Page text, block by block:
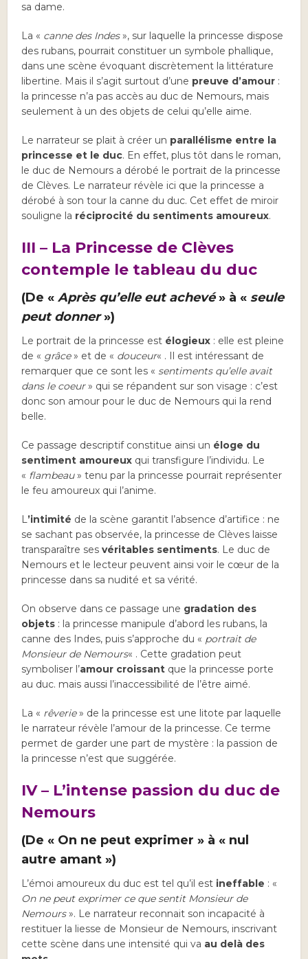
sa dame.
La « canne des Indes», sur laquelle la princesse dispose
des rubans, pourrait constituer un symbole phallique,
dans une scène évoquant discrètement la littérature
libertine. Mais il s’agit surtout d’une preuve d’amour :
la princesse n’a pas accès au duc de Nemours, mais
seulement à un des objets de celui qu’elle aime.
Le narrateur se plait à créer un parallélisme entre la
princesse et le duc. En effet, plus tôt dans le roman,
le duc de Nemours a dérobé le portrait de la princesse
de Clèves. Le narrateur révèle ici que la princesse a
dérobé à son tour la canne du duc. Cet effet de miroir
souligne la réciprocité du sentiments amoureux.
III – La Princesse de Clèves
contemple le tableau du duc
(De «Après qu’elle eut achevé» à « seule
peut donner»)
Le portrait de la princesse est élogieux : elle est pleine
de « grâce» et de « douceur« . Il est intéressant de
remarquer que ce sont les « sentiments qu’elle avait
dans le coeur» qui se répandent sur son visage : c’est
donc son amour pour le duc de Nemours qui la rend
belle.
Ce passage descriptif constitue ainsi un éloge du
sentiment amoureux qui transfigure l’individu. Le
« flambeau» tenu par la princesse pourrait représenter
le feu amoureux qui l’anime.
L’intimité de la scène garantit l’absence d’artifice : ne
se sachant pas observée, la princesse de Clèves laisse
transparaître sesvéritables sentiments. Le duc de
Nemours et le lecteur peuvent ainsi voir le cœur de la
princesse dans sa nudité et sa vérité.
On observe dans ce passage une gradation des
objets : la princesse manipule d’abord les rubans, la
canne des Indes, puis s’approche du « portrait de
Monsieur de Nemours« . Cette gradation peut
symboliser l’amour croissant que la princesse porte
au duc. mais aussi l’inaccessibilité de l’être aimé.
La « rêverie» de la princesse est une litote par laquelle
le narrateur révèle l’amour de la princesse. Ce terme
permet de garder une part de mystère : la passion de
la princesse n’est que suggérée.
IV – L’intense passion du duc de
Nemours
(De « On ne peut exprimer » à « nul
autre amant »)
L’émoi amoureux du duc est tel qu’il est ineffable : «
On ne peut exprimer ce que sentit Monsieur de
Nemours». Le narrateur reconnait son incapacité à
restituer la liesse de Monsieur de Nemours, inscrivant
cette scène dans une intensité qui va au delà des